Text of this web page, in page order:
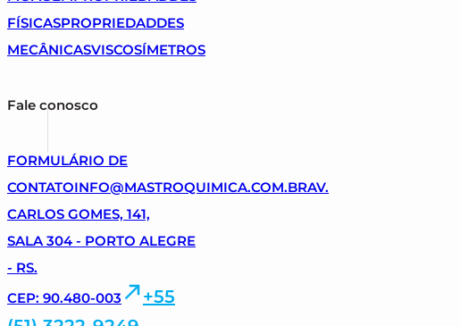
FÍSICASPROPRIEDADDES
MECÂNICASVISCOSÍMETROS
Fale conosco
FORMULÁRIO DE
CONTATOINFO@MASTROQUIMICA.COM.BRAV.
CARLOS GOMES, 141,
SALA 304 - PORTO ALEGRE
- RS.
CEP: 90.480-003
+55